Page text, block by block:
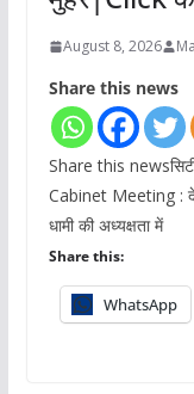
August 8, 2026
Share this news
Share this
Cabinet Meeting :
धामी की अध्यक्षता में
Share this:
WhatsApp